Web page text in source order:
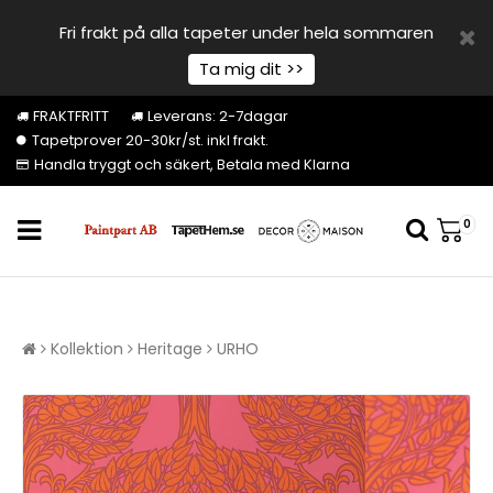
Fri frakt på alla tapeter under hela sommaren
Ta mig dit >>
FRAKTFRITT
Leverans: 2-7dagar
Tapetprover 20-30kr/st. inkl frakt.
Handla tryggt och säkert, Betala med Klarna
0
Kollektion Heritage URHO